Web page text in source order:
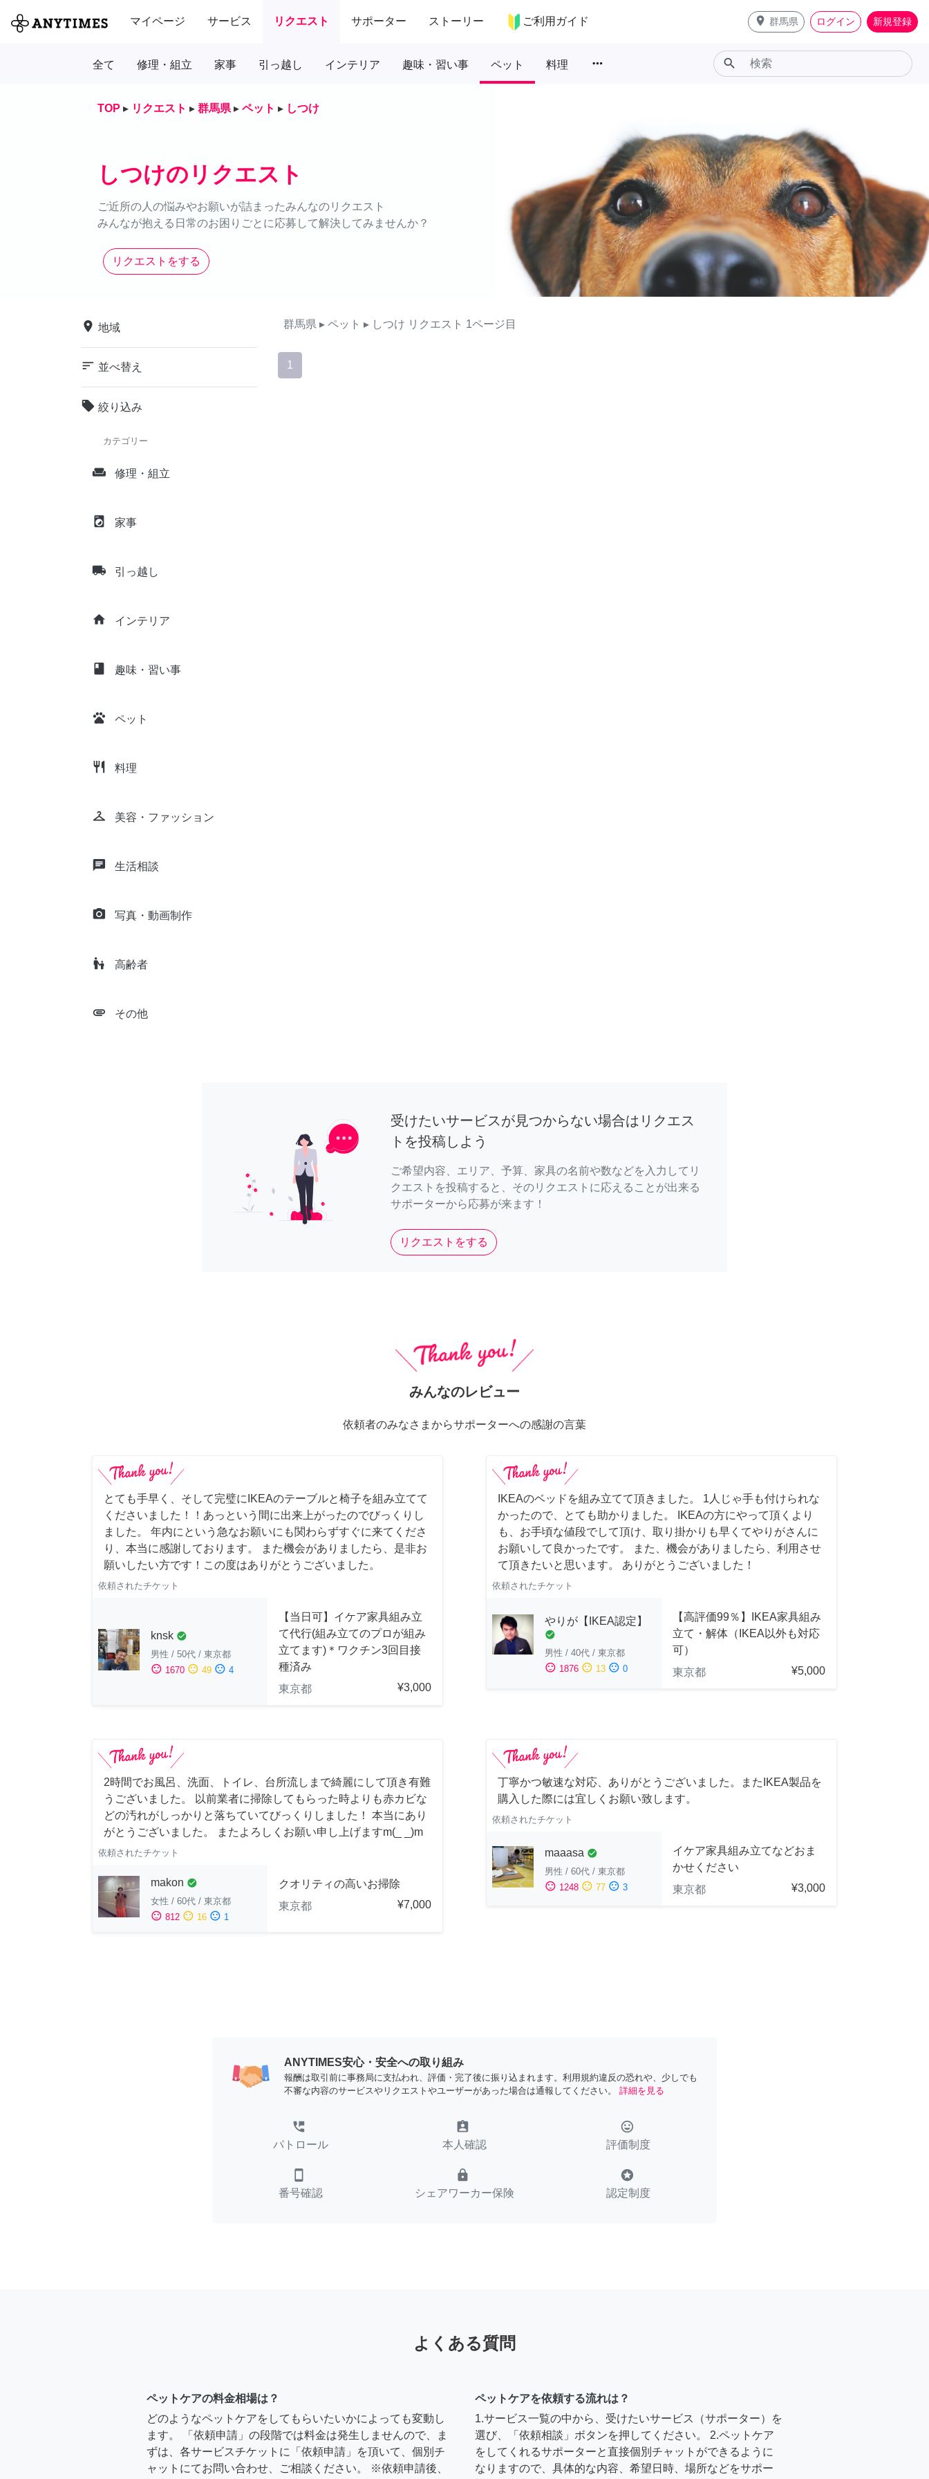
マイページ サービス リクエスト サポーター ストーリー ご利用ガイド place 群馬県 ログイン 新規登録
全て 修理・組立 家事 引っ越し インテリア 趣味・習い事 ペット 料理 more_horiz search
TOP ▸ リクエスト ▸ 群馬県 ▸ ペット ▸ しつけ
しつけのリクエスト
ご近所の人の悩みやお願いが詰まったみんなのリクエスト
みんなが抱える日常のお困りごとに応募して解決してみませんか？
リクエストをする
place 地域
sort 並べ替え
local_offer 絞り込み
カテゴリー
weekend 修理・組立
local_laundry_service 家事
local_shipping 引っ越し
home インテリア
class 趣味・習い事
pets ペット
restaurant 料理
checkroom 美容・ファッション
chat 生活相談
camera_alt 写真・動画制作
escalator_warning 高齢者
attachment その他
群馬県 ▸ ペット ▸ しつけ リクエスト 1ページ目
1
受けたいサービスが見つからない場合はリクエス
トを投稿しよう
ご希望内容、エリア、予算、家具の名前や数などを入力してリ
クエストを投稿すると、そのリクエストに応えることが出来る
サポーターから応募が来ます！
リクエストをする
みんなのレビュー
依頼者のみなさまからサポーターへの感謝の言葉
とても手早く、そして完璧にIKEAのテーブルと椅子を組み立てて
くださいました！！あっという間に出来上がったのでびっくりし
ました。 年内にという急なお願いにも関わらずすぐに来てくださ
り、本当に感謝しております。 また機会がありましたら、是非お
願いしたい方です！この度はありがとうございました。
依頼されたチケット
knsk check_circle
男性 / 50代 / 東京都
sentiment_satisfied 1670 sentiment_neutral 49 sentiment_dissatisfied 4
【当日可】イケア家具組み立
て代行(組み立てのプロが組み
立てます)＊ワクチン3回目接
種済み
東京都
¥3,000
IKEAのベッドを組み立てて頂きました。 1人じゃ手も付けられな
かったので、とても助かりました。 IKEAの方にやって頂くより
も、お手頃な値段でして頂け、取り掛かりも早くてやりがさんに
お願いして良かったです。 また、機会がありましたら、利用させ
て頂きたいと思います。 ありがとうございました！
依頼されたチケット
やりが【IKEA認定】
check_circle
男性 / 40代 / 東京都
sentiment_satisfied 1876 sentiment_neutral 13 sentiment_dissatisfied 0
【高評価99％】IKEA家具組み
立て・解体（IKEA以外も対応
可）
東京都
¥5,000
2時間でお風呂、洗面、トイレ、台所流しまで綺麗にして頂き有難
うございました。 以前業者に掃除してもらった時よりも赤カビな
どの汚れがしっかりと落ちていてびっくりしました！ 本当にあり
がとうございました。 またよろしくお願い申し上げますm(_ _)m
依頼されたチケット
makon check_circle
女性 / 60代 / 東京都
sentiment_satisfied 812 sentiment_neutral 16 sentiment_dissatisfied 1
クオリティの高いお掃除
東京都
¥7,000
丁寧かつ敏速な対応、ありがとうございました。またIKEA製品を
購入した際には宜しくお願い致します。
依頼されたチケット
maaasa check_circle
男性 / 60代 / 東京都
sentiment_satisfied 1248 sentiment_neutral 77 sentiment_dissatisfied 3
イケア家具組み立てなどおま
かせください
東京都
¥3,000
ANYTIMES安心・安全への取り組み
報酬は取引前に事務局に支払われ、評価・完了後に振り込まれます。利用規約違反の恐れや、少しでも
不審な内容のサービスやリクエストやユーザーがあった場合は通報してください。
詳細を見る
perm_phone_msg
パトロール
assignment_ind
本人確認
tag_faces
評価制度
smartphone
番号確認
lock
シェアワーカー保険
stars
認定制度
よくある質問
ペットケアの料金相場は？
どのようなペットケアをしてもらいたいかによっても変動し
ます。 「依頼申請」の段階では料金は発生しませんので、ま
ずは、各サービスチケットに「依頼申請」を頂いて、個別チ
ャットにてお問い合わせ、ご相談ください。 ※依頼申請後、
ペットケアを依頼する流れは？
1.サービス一覧の中から、受けたいサービス（サポーター）を
選び、「依頼相談」ボタンを押してください。 2.ペットケア
をしてくれるサポーターと直接個別チャットができるように
なりますので、具体的な内容、希望日時、場所などをサポー